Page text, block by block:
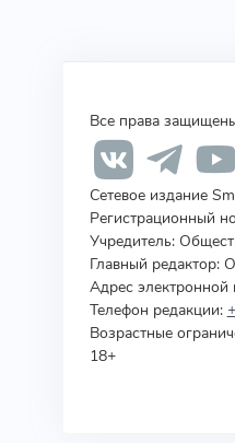
Все права
Сетевое издание
Регистрационный
Учредитель:
Главный редактор:
Адрес электронной
Телефон редакции:
Возрастные
18+